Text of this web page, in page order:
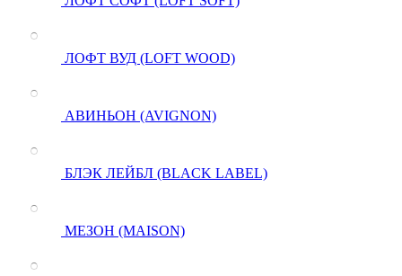
ЛОФТ ВУД (LOFT WOOD)
АВИНЬОН (AVIGNON)
БЛЭК ЛЕЙБЛ (BLACK LABEL)
МЕЗОН (MAISON)